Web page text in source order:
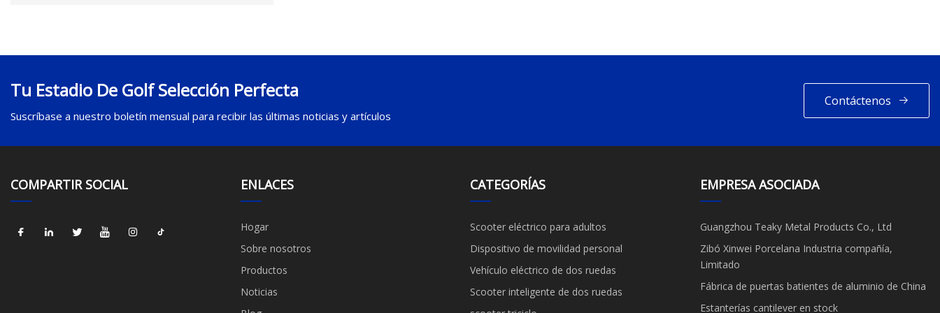
Tu Estadio De Golf Selección Perfecta
Suscríbase a nuestro boletín mensual para recibir las últimas noticias y artículos
Contáctenos
COMPARTIR SOCIAL ENLACES
Hogar
Sobre nosotros
Productos
Noticias
CATEGORÍAS
Scooter eléctrico para adultos
Dispositivo de movilidad personal
Vehículo eléctrico de dos ruedas
Scooter inteligente de dos ruedas
EMPRESA ASOCIADA
Guangzhou Teaky Metal Products Co., Ltd
Zibó Xinwei Porcelana Industria compañía,
Limitado
Fábrica de puertas batientes de aluminio de China
Estanterías cantilever en stock